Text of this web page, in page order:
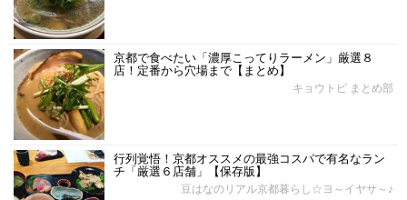
京都で食べたい「濃厚こってりラーメン」厳選８
店！定番から穴場まで【まとめ】
キョウトピ まとめ部
行列覚悟！京都オススメの最強コスパで有名なラン
チ「厳選６店舗」【保存版】
豆はなのリアル京都暮らし☆ヨ～イヤサ～♪